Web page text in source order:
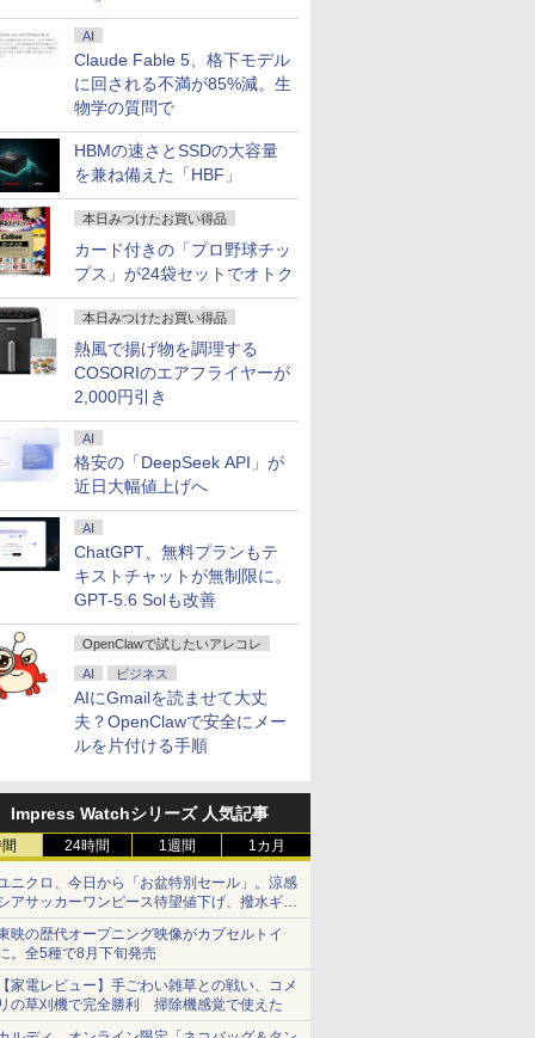
AI
Claude Fable 5、格下モデル
に回される不満が85%減。生
物学の質問で
HBMの速さとSSDの大容量
を兼ね備えた「HBF」
本日みつけたお買い得品
カード付きの「プロ野球チッ
プス」が24袋セットでオトク
本日みつけたお買い得品
熱風で揚げ物を調理する
COSORIのエアフライヤーが
2,000円引き
AI
格安の「DeepSeek API」が
近日大幅値上げへ
AI
ChatGPT、無料プランもテ
キストチャットが無制限に。
GPT-5.6 Solも改善
OpenClawで試したいアレコレ
AI ビジネス
AIにGmailを読ませて大丈
夫？OpenClawで安全にメー
ルを片付ける手順
Impress Watchシリーズ 人気記事
24時間 1週間 1カ月
ニクロ、今日から「お盆特別セール」。涼感
アサッカーワンピース待望値下げ、撥水ギア
ョーツは1990円に
映の歴代オープニング映像がカプセルトイ
。全5種で8月下旬発売
家電レビュー】手ごわい雑草との戦い、コメ
の草刈機で完全勝利 掃除機感覚で使えた